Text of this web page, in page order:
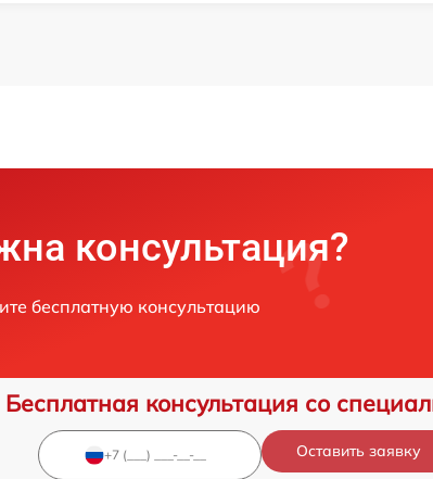
консультация?
бесплатную консультацию
Бесплатная консультация со
Оставить заявку